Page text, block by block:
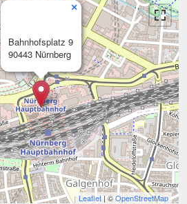
Bahnhofsplatz 9
90443 Nürnberg
×
Leaflet| ©OpenStreetMap